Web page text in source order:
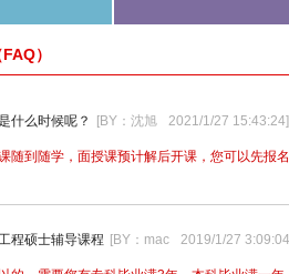
）
什么时候呢？ [BY：沈旭 2021/1/27 15:43:24]
随到随学，面授课预计解后开课，您可以先报
程硕士辅导课程 [BY：mac 2019/1/27 3:09:04